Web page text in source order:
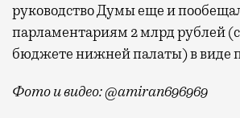
руководство Думы еще и
парламентариям 2 млрд рублей
бюджете нижней палаты) в виде
Фото и видео: @amiran696969